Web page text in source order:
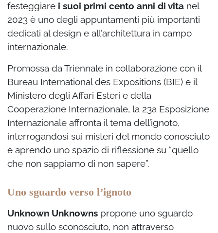
festeggiare i suoi primi cento anni di vita nel
2023 è uno degli appuntamenti più importanti
dedicati al design e all’architettura in campo
internazionale.
Promossa da Triennale in collaborazione con il
Bureau International des Expositions (BIE) e il
Ministero degli Affari Esteri e della
Cooperazione Internazionale, la 23a Esposizione
Internazionale affronta il tema dell’ignoto,
interrogandosi sui misteri del mondo conosciuto
e aprendo uno spazio di riflessione su “quello
che non sappiamo di non sapere”.
Uno sguardo verso l’ignoto
Unknown Unknowns propone uno sguardo
nuovo sullo sconosciuto, non attraverso